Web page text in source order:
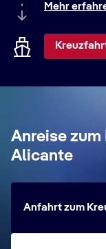
von
uns!
Mehr
Anreise
Alicante
Anfahrt zum